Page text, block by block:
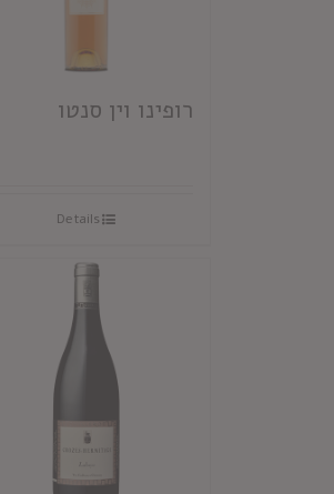
רופינו וין סנטו
Details